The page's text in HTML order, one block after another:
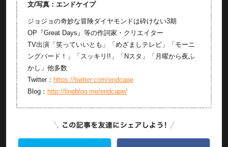
文/写真：エンドケイプ
ジョジョの奇妙な冒険ダイヤモンドは砕けない3期
OP『Great Days』等の作詞家・クリエイター
TV出演「笑っていいとも」「めざましテレビ」「モーニ
ングバード！」「スッキリ!!」「Nスタ」「月曜から夜ふ
かし」他多数
Twitter： https://twitter.com/endcape
Blog： http://lineblog.me/endcape/